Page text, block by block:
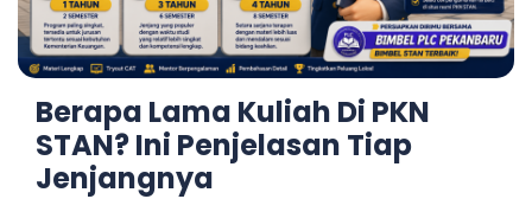
Berapa Lama Kuliah Di PKN
STAN? Ini Penjelasan Tiap
Jenjangnya